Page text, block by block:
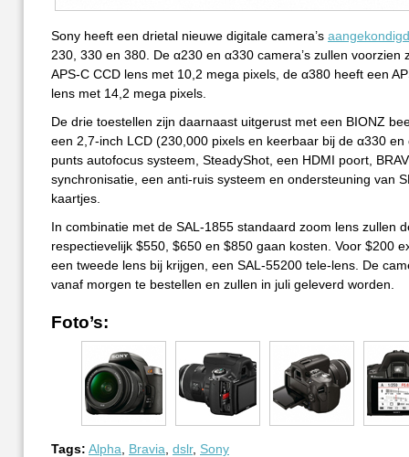
Sony heeft een drietal nieuwe digitale camera’s aangekondigd
230, 330 en 380. De α230 en α330 camera’s zullen voorzien
APS-C CCD lens met 10,2 mega pixels, de α380 heeft een
lens met 14,2 mega pixels.
De drie toestellen zijn daarnaast uitgerust met een BIONZ
een 2,7-inch LCD (230,000 pixels en keerbaar bij de α330 en
punts autofocus systeem, SteadyShot, een HDMI poort,
synchronisatie, een anti-ruis systeem en ondersteuning van
kaartjes.
In combinatie met de SAL-1855 standaard zoom lens zullen
respectievelijk $550, $650 en $850 gaan kosten. Voor $200
een tweede lens bij krijgen, een SAL-55200 tele-lens. De
vanaf morgen te bestellen en zullen in juli geleverd worden.
Foto’s:
Tags: Alpha Bravia dslr, Sony